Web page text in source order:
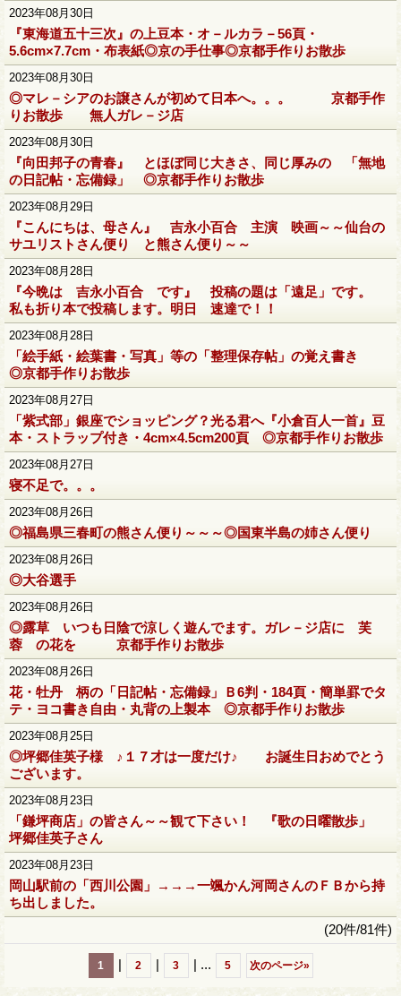
2023年08月30日
『東海道五十三次』の上豆本・オ－ルカラ－56頁・
5.6cm×7.7cm・布表紙◎京の手仕事◎京都手作りお散歩
2023年08月30日
◎マレ－シアのお譲さんが初めて日本へ。。。 京都手作
りお散歩 無人ガレ－ジ店
2023年08月30日
『向田邦子の青春』 とほぼ同じ大きさ、同じ厚みの 「無地
の日記帖・忘備録」 ◎京都手作りお散歩
2023年08月29日
『こんにちは、母さん』 吉永小百合 主演 映画～～仙台の
サユリストさん便り と熊さん便り～～
2023年08月28日
『今晩は 吉永小百合 です』 投稿の題は「遠足」です。
私も折り本で投稿します。明日 速達で！！
2023年08月28日
「絵手紙・絵葉書・写真」等の「整理保存帖」の覚え書き
◎京都手作りお散歩
2023年08月27日
「紫式部」銀座でショッピング？光る君へ『小倉百人一首』豆
本・ストラップ付き・4cm×4.5cm200頁 ◎京都手作りお散歩
2023年08月27日
寝不足で。。。
2023年08月26日
◎福島県三春町の熊さん便り～～～◎国東半島の姉さん便り
2023年08月26日
◎大谷選手
2023年08月26日
◎露草 いつも日陰で涼しく遊んでます。ガレ－ジ店に 芙
蓉 の花を 京都手作りお散歩
2023年08月26日
花・牡丹 柄の「日記帖・忘備録」Ｂ6判・184頁・簡単罫でタ
テ・ヨコ書き自由・丸背の上製本 ◎京都手作りお散歩
2023年08月25日
◎坪郷佳英子様 ♪１７才は一度だけ♪ お誕生日おめでとう
ございます。
2023年08月23日
「鎌坪商店」の皆さん～～観て下さい！ 『歌の日曜散歩」
坪郷佳英子さん
2023年08月23日
岡山駅前の「西川公園」→→→一颯かん河岡さんのＦＢから持
ち出しました。
(20件/81件)
1 | 2 | 3 | ... 5 次のページ»